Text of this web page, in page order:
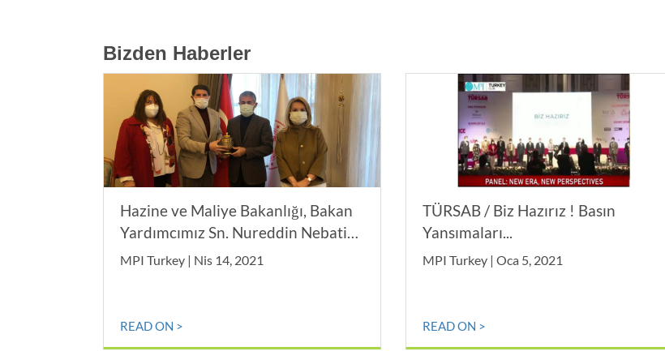
Bizden Haberler
Hazine ve Maliye Bakanlığı, Bakan
Yardımcımız Sn. Nureddin Nebati
ile makamında bir araya geldik
MPI Turkey | Nis 14, 2021
READ ON >
TÜRSAB / Biz Hazırız ! Basın
Yansımaları...
MPI Turkey | Oca 5, 2021
READ ON >